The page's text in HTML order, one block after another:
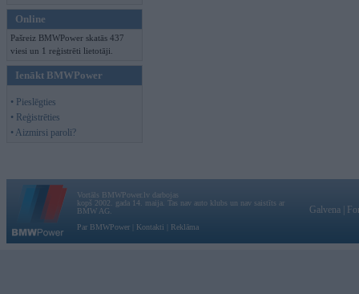
Online
Pašreiz BMWPower skatās 437
viesi un 1 reģistrēti lietotāji.
Ienākt BMWPower
• Pieslēgties
• Reģistrēties
• Aizmirsi paroli?
Vortāls BMWPower.lv darbojas
kopš 2002. gada 14. maija. Tas nav auto klubs un nav saistīts ar
BMW AG.
Par BMWPower
Kontakti Reklāma
Galvena